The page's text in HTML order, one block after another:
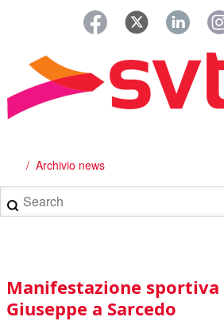
principale
Briciole
di
pane
Archivio news
Search
Main
navigation
Manifestazione sportiva
Giuseppe a Sarcedo